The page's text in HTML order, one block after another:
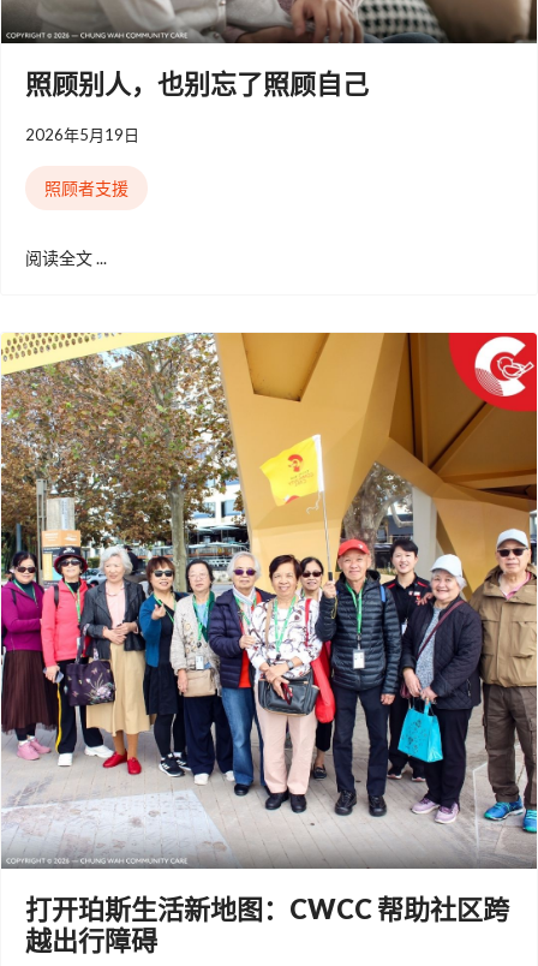
照顾别人，也别忘了照顾自己
2026年5月19日
照顾者支援
阅读全文 ...
打开珀斯生活新地图：CWCC 帮助社区跨
越出行障碍